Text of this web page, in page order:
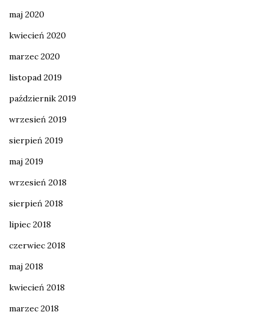
maj 2020
kwiecień 2020
marzec 2020
listopad 2019
październik 2019
wrzesień 2019
sierpień 2019
maj 2019
wrzesień 2018
sierpień 2018
lipiec 2018
czerwiec 2018
maj 2018
kwiecień 2018
marzec 2018